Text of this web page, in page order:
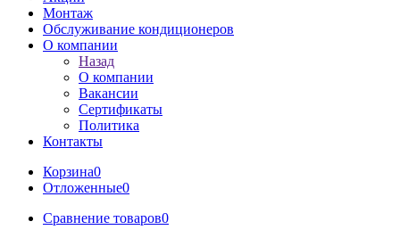
Монтаж
Обслуживание кондиционеров
О компании
Назад
О компании
Вакансии
Сертификаты
Политика
Контакты
Корзина0
Отложенные0
Сравнение товаров0